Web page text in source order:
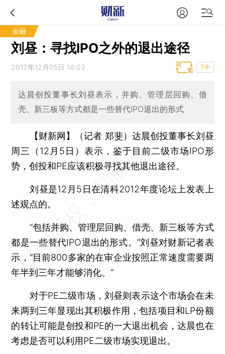
金融
刘昼：寻找IPO之外的退出途径
2012年12月05日 18:03 T中
达晨创投董事长刘昼表示，并购、管理层回购、借
壳、新三板等方式都是一些替代IPO退出的形式
【财新网】（记者 郑斐） 达晨创投董事长刘昼
周三（12月5日）表示，鉴于目前二级市场IPO形
势，创投和PE应该积极寻找其他退出途径。
刘昼是12月5日在清科2012年度论坛上发表上
述观点的。
“包括并购、管理层回购、借壳、新三板等方式
都是一些替代IPO退出的形式。”刘昼对财新记者表
示，“目前800多家的在审企业按照正常速度需要两
年半到三年才能够消化。”
对于PE二级市场，刘昼则表示这个市场会在未
来两到三年显现出其积极作用，包括项目和LP份额
的转让可能是创投和PE的一大退出机会，达晨也在
考虑是否可以利用PE二级市场实现退出。